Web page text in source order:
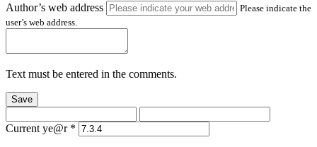
Author’s web address
Please indicate the
user’s web address.
Text must be entered in the comments.
Save
Current ye@r *